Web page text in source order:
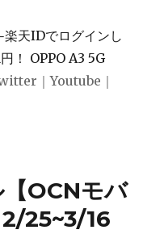
天IDでログインし
！ OPPO A3 5G
｜Youtube ｜
OCNモバ
25~3/16